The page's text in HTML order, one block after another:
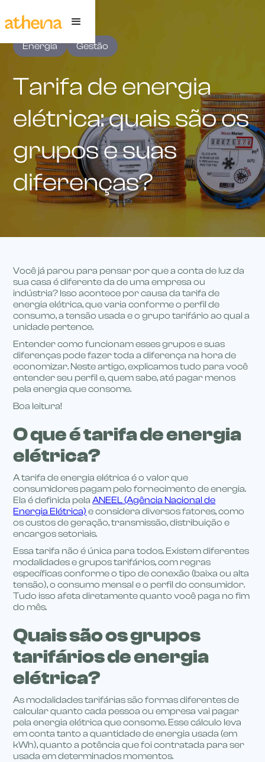
Energia Gestão
Tarifa de energia
elétrica: quais são os
grupos e suas
diferenças?
Você já parou para pensar por que a conta de luz da
sua casa é diferente da de uma empresa ou
indústria? Isso acontece por causa da tarifa de
energia elétrica, que varia conforme o perfil de
consumo, a tensão usada e o grupo tarifário ao qual a
unidade pertence.
Entender como funcionam esses grupos e suas
diferenças pode fazer toda a diferença na hora de
economizar. Neste artigo, explicamos tudo para você
entender seu perfil e, quem sabe, até pagar menos
pela energia que consome.
Boa leitura!
O que é tarifa de energia
elétrica?
A tarifa de energia elétrica é o valor que
consumidores pagam pelo fornecimento de energia.
Ela é definida pelaANEEL (Agência Nacional de
Energia Elétrica) e considera diversos fatores, como
os custos de geração, transmissão, distribuição e
encargos setoriais.
Essa tarifa não é única para todos. Existem diferentes
modalidades e grupos tarifários, com regras
específicas conforme o tipo de conexão (baixa ou alta
tensão), o consumo mensal e o perfil do consumidor.
Tudo isso afeta diretamente quanto você paga no fim
do mês.
Quais são os grupos
tarifários de energia
elétrica?
As modalidades tarifárias são formas diferentes de
calcular quanto cada pessoa ou empresa vai pagar
pela energia elétrica que consome. Esse cálculo leva
em conta tanto a quantidade de energia usada (em
kWh), quanto a potência que foi contratada para ser
usada em determinados momentos.